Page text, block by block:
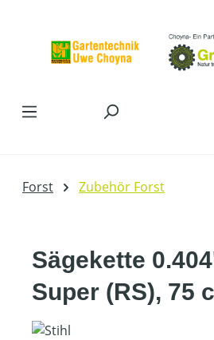
Forst Zubehör Forst
Sägekette
Super (RS), 75